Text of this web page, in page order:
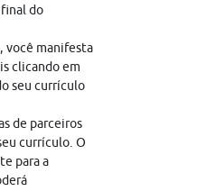
do
você manifesta
clicando em
seu currículo
de parceiros
currículo. O
para a